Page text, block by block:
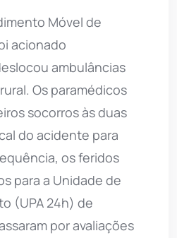
Móvel de
acionado
ambulâncias
Os paramédicos
socorros às duas
do acidente para
os feridos
para a Unidade de
(UPA 24h) de
por avaliações